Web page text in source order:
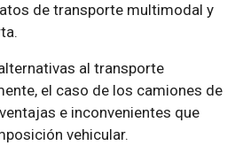
de transporte multimodal y
al transporte
el caso de los camiones de
e inconvenientes que
vehicular.